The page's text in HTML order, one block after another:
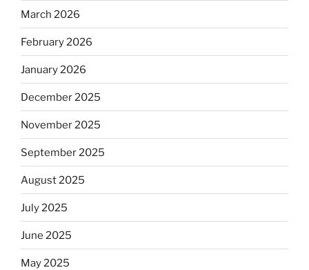
March 2026
February 2026
January 2026
December 2025
November 2025
September 2025
August 2025
July 2025
June 2025
May 2025